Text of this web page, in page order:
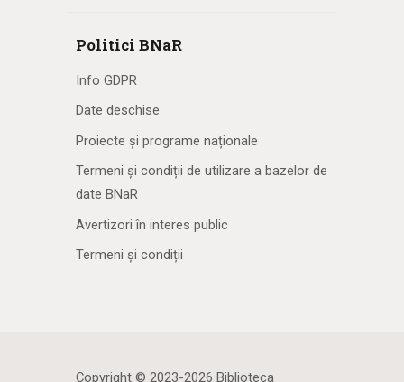
Politici BNaR
Info GDPR
Date deschise
Proiecte și programe naționale
Termeni și condiții de utilizare a bazelor de
date BNaR
Avertizori în interes public
Termeni și condiții
Copyright © 2023-2026 Biblioteca